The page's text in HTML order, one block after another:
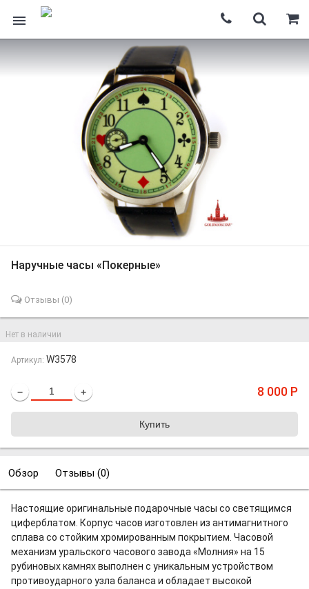
Наручные часы «Покерные»
Отзывы (0)
Нет в наличии
Артикул: W3578
− + 8 000 Р
Обзор Отзывы (0)
Настоящие оригинальные подарочные часы со светящимся
циферблатом. Корпус часов изготовлен из антимагнитного
сплава со стойким хромированным покрытием. Часовой
механизм уральского часового завода «Молния» на 15
рубиновых камнях выполнен с уникальным устройством
противоударного узла баланса и обладает высокой